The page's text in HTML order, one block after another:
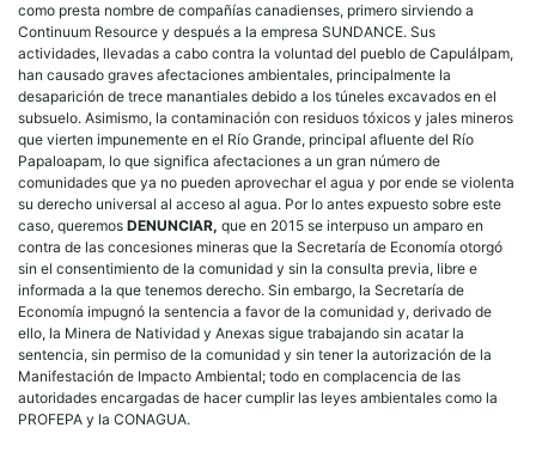
como presta nombre de compañías canadienses, primero sirviendo a
Continuum Resource y después a la empresa SUNDANCE. Sus
actividades, llevadas a cabo contra la voluntad del pueblo de Capulálpam,
han causado graves afectaciones ambientales, principalmente la
desaparición de trece manantiales debido a los túneles excavados en el
subsuelo. Asimismo, la contaminación con residuos tóxicos y jales mineros
que vierten impunemente en el Río Grande, principal afluente del Río
Papaloapam, lo que significa afectaciones a un gran número de
comunidades que ya no pueden aprovechar el agua y por ende se violenta
su derecho universal al acceso al agua. Por lo antes expuesto sobre este
caso, queremos DENUNCIAR, que en 2015 se interpuso un amparo en
contra de las concesiones mineras que la Secretaría de Economía otorgó
sin el consentimiento de la comunidad y sin la consulta previa, libre e
informada a la que tenemos derecho. Sin embargo, la Secretaría de
Economía impugnó la sentencia a favor de la comunidad y, derivado de
ello, la Minera de Natividad y Anexas sigue trabajando sin acatar la
sentencia, sin permiso de la comunidad y sin tener la autorización de la
Manifestación de Impacto Ambiental; todo en complacencia de las
autoridades encargadas de hacer cumplir las leyes ambientales como la
PROFEPA y la CONAGUA.